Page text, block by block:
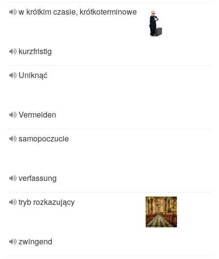
w krótkim czasie, krótkoterminowe
kurzfristig
Uniknąć
Vermeiden
samopoczucie
verfassung
tryb rozkazujący
zwingend